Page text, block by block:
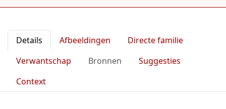
Details Afbeeldingen
Directe familie
Verwantschap
Bronnen
Suggesties
Context